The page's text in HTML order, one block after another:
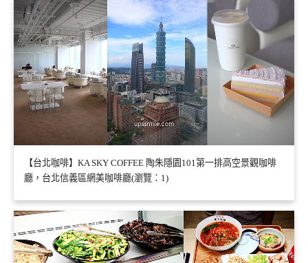
【台北咖啡】KA SKY COFFEE 陶朱隱園101第一排高空景觀咖啡
廳，台北信義區網美咖啡廳(瀏覽：1)